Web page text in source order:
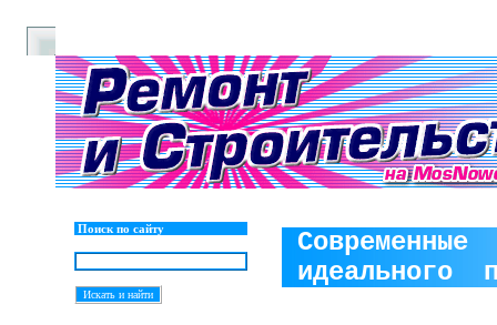
Поиск по сайту
идеального